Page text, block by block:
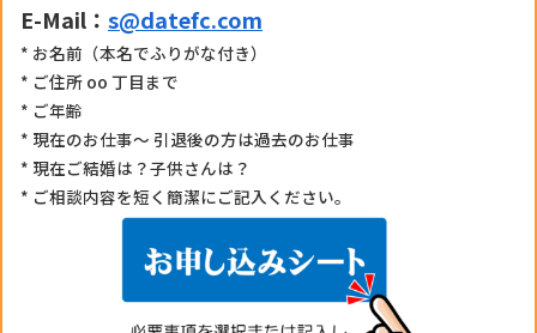
E-Mail： s@datefc.com
* お名前（本名でふりがな付き）
* ご住所 oo 丁目まで
* ご年齢
* 現在のお仕事〜 引退後の方は過去のお仕事
* 現在ご結婚は？子供さんは？
* ご相談内容を短く簡潔にご記入ください。